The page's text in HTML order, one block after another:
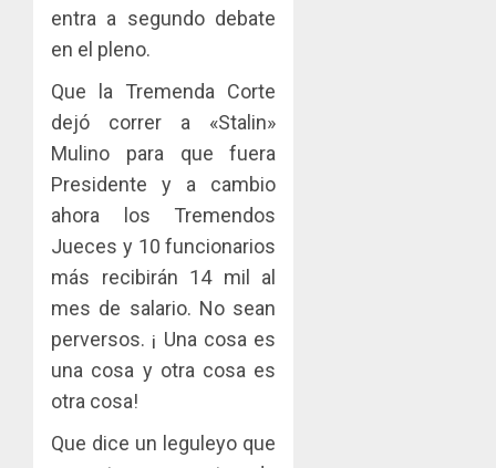
entra a segundo debate
en el pleno.
Que la Tremenda Corte
dejó correr a «Stalin»
Mulino para que fuera
Presidente y a cambio
ahora los Tremendos
Jueces y 10 funcionarios
más recibirán 14 mil al
mes de salario. No sean
perversos. ¡ Una cosa es
una cosa y otra cosa es
otra cosa!
Que dice un leguleyo que